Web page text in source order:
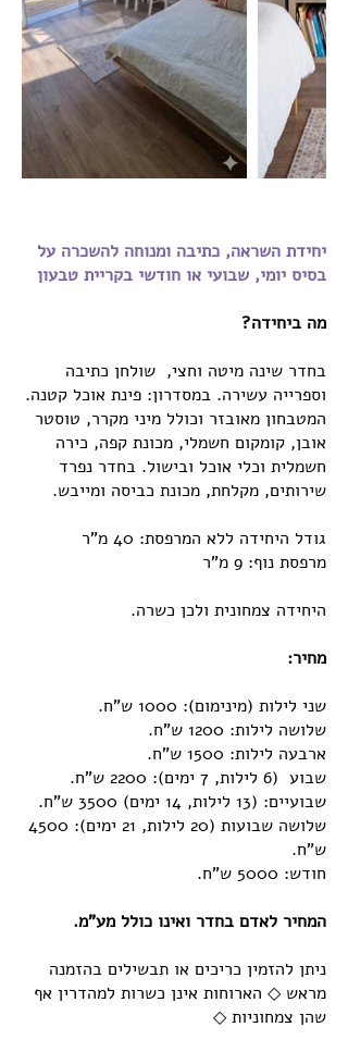
יחידת השראה, כתיבה ומנוחה להשכרה על
בסיס יומי, שבועי או חודשי בקריית טבעון
מה ביחידה?
בחדר שינה מיטה וחצי, שולחן כתיבה
וספרייה עשירה. במסדרון: פינת אוכל קטנה.
המטבחון מאובזר וכולל מיני מקרר, טוסטר
אובן, קומקום חשמלי, מכונת קפה, כירה
חשמלית וכלי אוכל ובישול. בחדר נפרד
שירותים, מקלחת, מכונת כביסה ומייבש.
גודל היחידה ללא המרפסת: 40 מ"ר
מרפסת נוף: 9 מ"ר
היחידה צמחונית ולכן כשרה.
מחיר:
שני לילות (מינימום): 1000 ש"ח.
שלושה לילות: 1200 ש"ח.
ארבעה לילות: 1500 ש"ח.
שבוע (6 לילות, 7 ימים): 2200 ש"ח.
שבועיים: (13 לילות, 14 ימים) 3500 ש"ח.
שלושה שבועות (20 לילות, 21 ימים): 4500
ש"ח.
חודש: 5000 ש"ח.
המחיר לאדם בחדר ואינו כולל מע"מ.
ניתן להזמין כריכים או תבשילים בהזמנה
מראש ◇ הארוחות אינן כשרות למהדרין אף
שהן צמחוניות ◇